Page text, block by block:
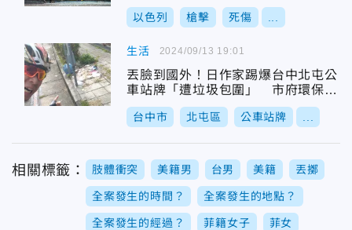
傷
以色列 槍擊 死傷
生活
丟臉到國外！日作家踢爆台中北屯公
車站牌「遭垃圾包圍」 市府環保局
揪兇
台中市 北屯區 公車站牌
2024/09/13 19:01
相關標籤： 肢體衝突 美籍男 台男 美籍 丟擲
全案發生的時間？ 全案發生的地點？
全案發生的經過？ 菲籍女子 菲女